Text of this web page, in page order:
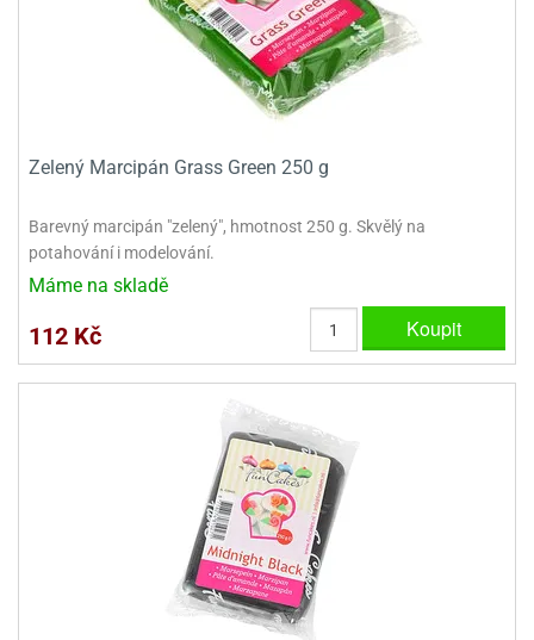
Zelený Marcipán Grass Green 250 g
Barevný marcipán "zelený", hmotnost 250 g. Skvělý na
potahování i modelování.
Máme na skladě
112 Kč Koupit